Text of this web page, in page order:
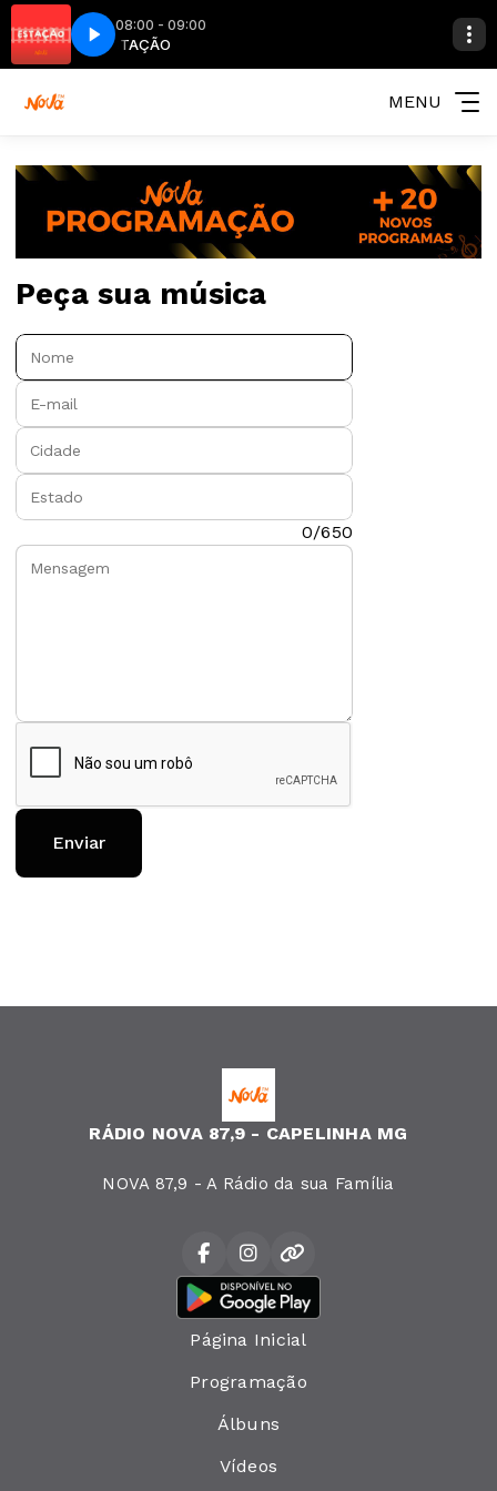
08:00 - 09:00
ESTAÇÃO
MENU
Peça sua música
Nome:
E-mail:
Cidade:
Estado:
0/650
Enviar
RÁDIO NOVA 87,9 - CAPELINHA MG
NOVA 87,9 - A Rádio da sua Família
Página Inicial
Programação
Álbuns
Vídeos